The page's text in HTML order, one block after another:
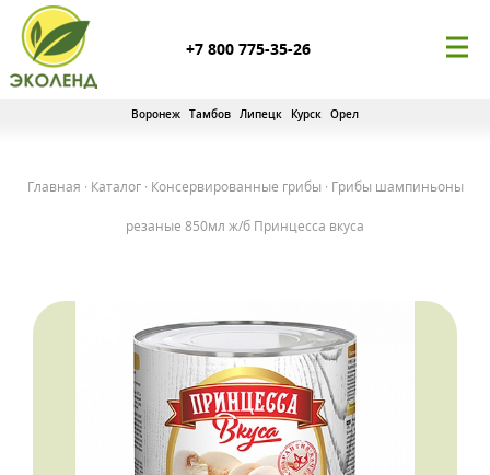
+7 800 775-35-26
Воронеж Тамбов Липецк Курск Орел
Главная · Каталог· Консервированные грибы · Грибы шампиньоны
резаные 850мл ж/б Принцесса вкуса